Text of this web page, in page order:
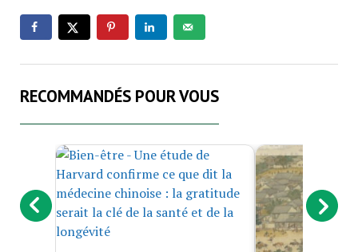
RECOMMANDÉS POUR VOUS